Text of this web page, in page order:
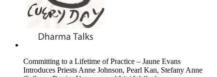
Committing to a Lifetime of Practice – Jaune Evans
Introduces Priests Anne Johnson, Pearl Kan, Stefany Anne